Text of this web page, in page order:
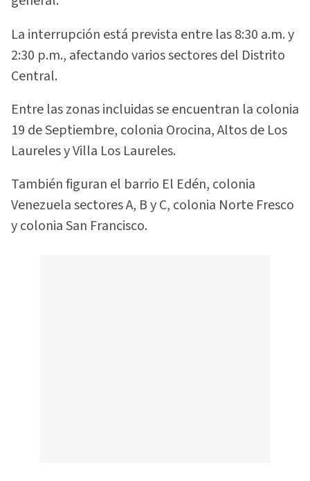
La interrupción está prevista entre las 8:30 a.m. y
2:30 p.m., afectando varios sectores del Distrito
Central.
Entre las zonas incluidas se encuentran la colonia
19 de Septiembre, colonia Orocina, Altos de Los
Laureles y Villa Los Laureles.
También figuran el barrio El Edén, colonia
Venezuela sectores A, B y C, colonia Norte Fresco
y colonia San Francisco.